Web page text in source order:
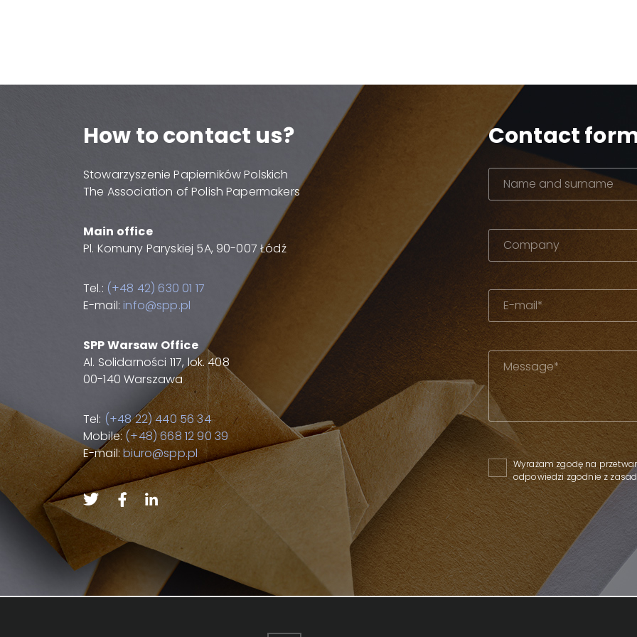
How to contact us?
Stowarzyszenie Papierników Polskich
The Association of Polish Papermakers
Main office
Pl. Komuny Paryskiej 5A, 90-007 Łódź
Tel.: (+48 42) 630 01 17
E-mail: info@spp.pl
SPP Warsaw Office
Al. Solidarności 117, lok. 408
00-140 Warszawa
Tel: (+48 22) 440 56 34
Mobile:(+48) 668 12 90 39
E-mail:biuro@spp.pl
Contact
Please leave this field empty.
Wyrażam zgodę na
odpowiedzi zgodnie z